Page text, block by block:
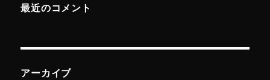
最近のコメント
アーカイブ